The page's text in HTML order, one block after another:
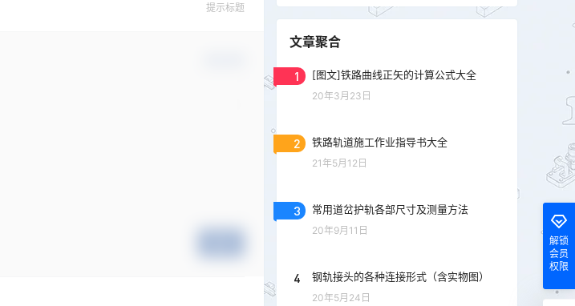
提示标题
文章聚合
1 [图文]铁路曲线正矢的计算公式大全
20年3月23日
2 铁路轨道施工作业指导书大全
21年5月12日
3 常用道岔护轨各部尺寸及测量方法
20年9月11日
4 钢轨接头的各种连接形式（含实物图）
20年5月24日
解锁
会员
权限